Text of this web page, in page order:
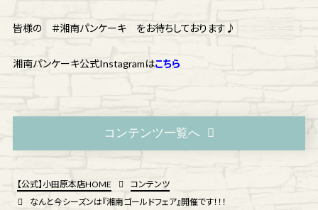
皆様の ＃湘南パンケーキ をお待ちしております♪
湘南パンケーキ公式Instagramはこちら
コンテンツ一覧へ
【公式】小田原本店HOME
コンテンツ
なんと今シーズンは『湘南ゴールドフェア』開催です！！！